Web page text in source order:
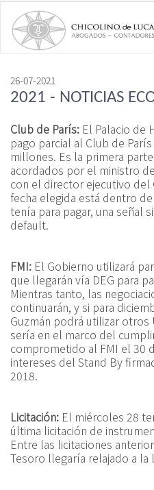
26-07-2021
2021 - NOTICIAS
Club de París: El Palacio de
pago parcial al Club de
millones. Es la primera
acordados por el ministro
con el director ejecutivo del
fecha elegida está dentro
tenía para pagar, una señal
default.
FMI: El Gobierno utilizará
que llegarán vía DEG para
Mientras tanto, las
continuarán, y si para
Guzmán podrá utilizar otros
sería en el marco del
comprometido al FMI el 30
intereses del Stand By
2018.
Licitación: El miércoles 28
última licitación de
Entre las licitaciones
Tesoro llegaría relajado a la